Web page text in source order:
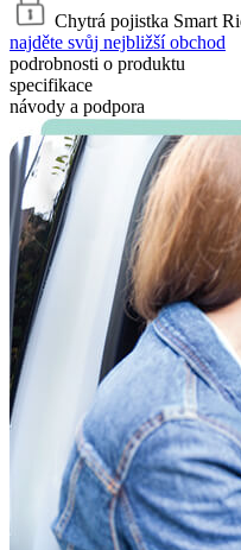
Chytrá pojistka Smart
najděte svůj nejbližší obchod
podrobnosti o produktu
specifikace
návody a podpora